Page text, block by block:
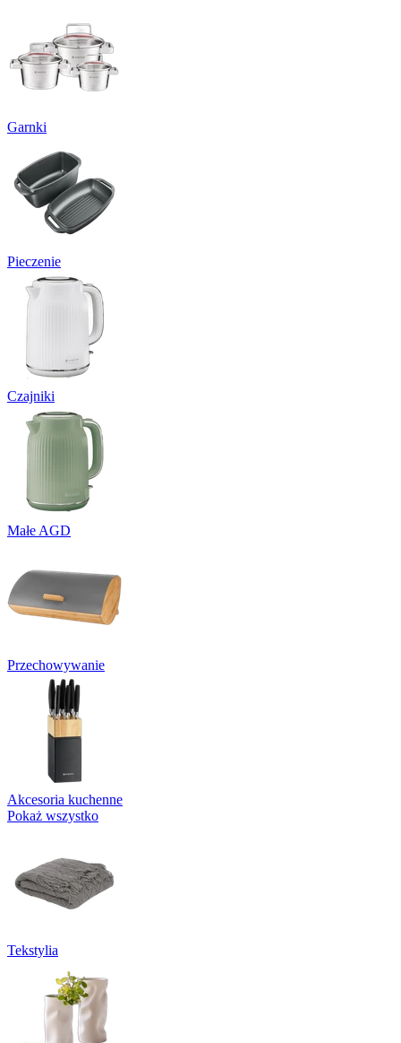
Garnki
Pieczenie
Czajniki
Małe AGD
Przechowywanie
Akcesoria kuchenne
Pokaż wszystko
Tekstylia